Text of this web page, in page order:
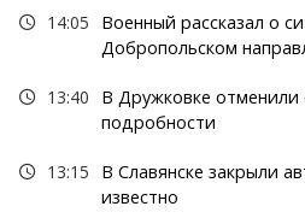
14:05
Военный рассказал о
Добропольском
13:40
В Дружковке отменили
подробности
13:15
В Славянске закрыли
известно